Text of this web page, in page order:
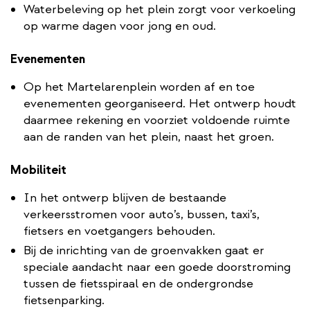
Waterbeleving op het plein zorgt voor verkoeling
op warme dagen voor jong en oud.
Evenementen
Op het Martelarenplein worden af en toe
evenementen georganiseerd. Het ontwerp houdt
daarmee rekening en voorziet voldoende ruimte
aan de randen van het plein, naast het groen.
Mobiliteit
In het ontwerp blijven de bestaande
verkeersstromen voor auto’s, bussen, taxi’s,
fietsers en voetgangers behouden.
Bij de inrichting van de groenvakken gaat er
speciale aandacht naar een goede doorstroming
tussen de fietsspiraal en de ondergrondse
fietsenparking.